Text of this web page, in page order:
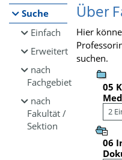
Suche
Einfach
Erweitert
nach
Fachgebiet
nach
Fakultät /
Sektion
Über
Hier
suchen.
05
2
06